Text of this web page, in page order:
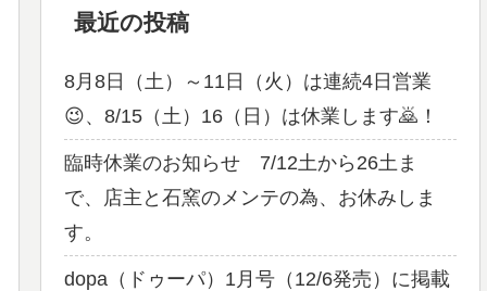
最近の投稿
8月8日（土）～11日（火）は連続4日営業
😉、8/15（土）16（日）は休業します🙇！
臨時休業のお知らせ 7/12土から26土ま
で、店主と石窯のメンテの為、お休みしま
す。
dopa（ドゥーパ）1月号（12/6発売）に掲載